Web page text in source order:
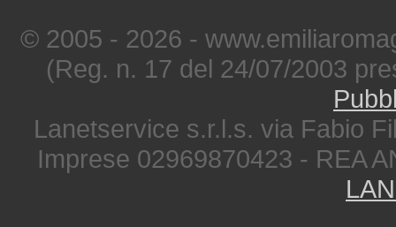
© 2005 - 2026 -
(Reg. n. 17 del 24/07/2003
Lanetservice s.r.l.s. via Fabio
Imprese 02969870423 - REA